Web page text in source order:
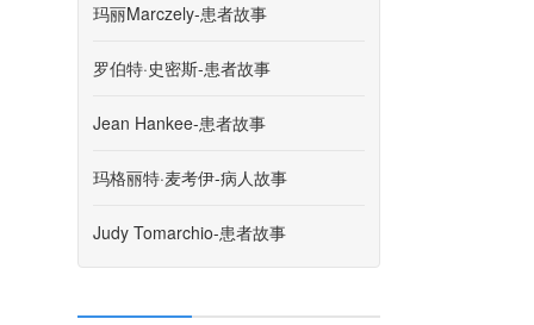
玛丽Marczely-患者故事
罗伯特·史密斯-患者故事
Jean Hankee-患者故事
玛格丽特·麦考伊-病人故事
Judy Tomarchio-患者故事